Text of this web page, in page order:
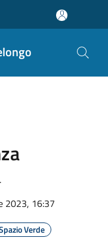
2023, 16:37
Verde